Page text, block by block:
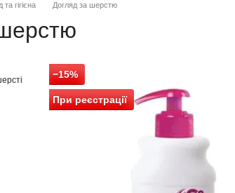
та гігієна Догляд за шерстю
−15%
При реєстрації